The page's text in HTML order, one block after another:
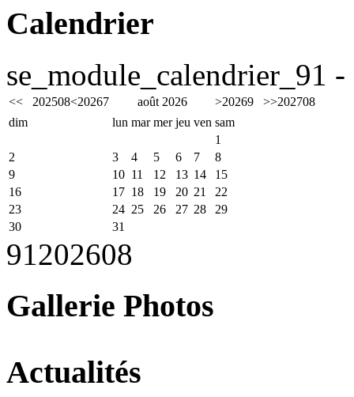
Calendrier
se_module_calendrier_91
<< 202508<20267 août 2026 >20269 >>202708
dim
lun mar mer jeu ven sam
1
2
3 4 5 6 7
8
9
10 11 12 13 14
15
16
17 18 19 20 21
22
23
24 25 26 27 28
29
30
31
91202608
Gallerie Photos
Actualités